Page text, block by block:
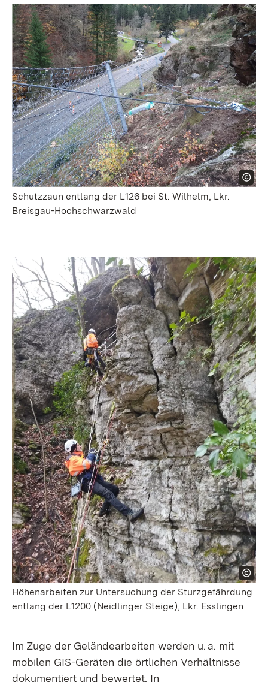
Schutzzaun entlang der L126 bei St. Wilhelm, Lkr.
Breisgau-Hochschwarzwald
Höhenarbeiten zur Untersuchung der Sturzgefährdung
entlang der L1200 (Neidlinger Steige), Lkr. Esslingen
Im Zuge der Geländearbeiten werden u. a. mit
mobilen GIS-Geräten die örtlichen Verhältnisse
dokumentiert und bewertet. In